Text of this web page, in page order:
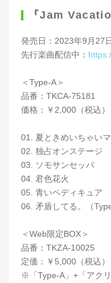
『Jam
発売日：2023年9月27
先行楽曲配信中：
＜Type-A＞
品番：TKCA-75181
価格：￥2,000（税込）
01. 夏ときめいちゃいマ
02. 独占オンステージ
03. ソモサンセッパ
04. 君色花火
05. 青いペディキュア
06. 矛盾してる。（
＜Web限定BOX＞
品番：TKZA-10025
定価：￥5,000（税込）
※「Type-A」+「アク